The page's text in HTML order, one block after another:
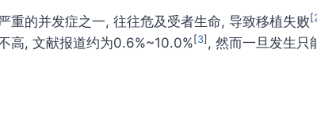
重的并发症之一, 往往危及受者生命, 导致移植失败 [
高, 文献报道约为0.6%~10.0% [3] , 然而一旦发生只